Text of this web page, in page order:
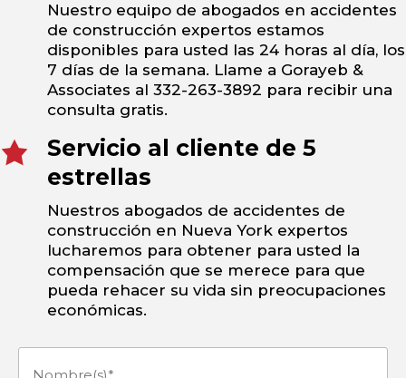
Nuestro equipo de abogados en accidentes
de construcción expertos estamos
disponibles para usted las 24 horas al día, los
7 días de la semana. Llame a Gorayeb &
Associates al 332-263-3892 para recibir una
consulta gratis.
Servicio al cliente de 5
estrellas
Nuestros abogados de accidentes de
construcción en Nueva York expertos
lucharemos para obtener para usted la
compensación que se merece para que
pueda rehacer su vida sin preocupaciones
económicas.
Nombre(s)